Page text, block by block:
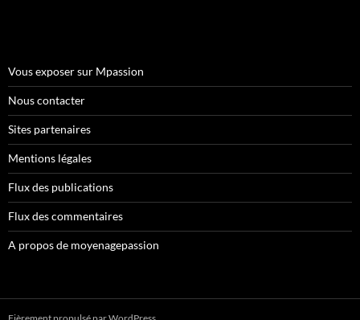
Vous exposer sur Mpassion
Nous contacter
Sites partenaires
Mentions légales
Flux des publications
Flux des commentaires
A propos de moyenagepassion